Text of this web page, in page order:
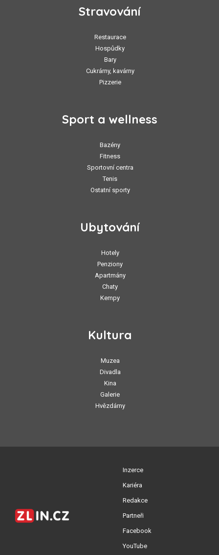
Stravování
Restaurace
Hospůdky
Bary
Cukrárny, kavárny
Pizzerie
Sport a wellness
Bazény
Fitness
Sportovní centra
Tenis
Ostatní sporty
Ubytování
Hotely
Penziony
Apartmány
Chaty
Kempy
Kultura
Muzea
Divadla
Kina
Galerie
Hvězdárny
Inzerce
Kariéra
Redakce
Partneři
Facebook
YouTube